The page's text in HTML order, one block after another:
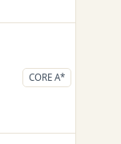
CORE A*